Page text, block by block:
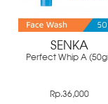
SENKA
Perfect Whip A
Rp.36,000